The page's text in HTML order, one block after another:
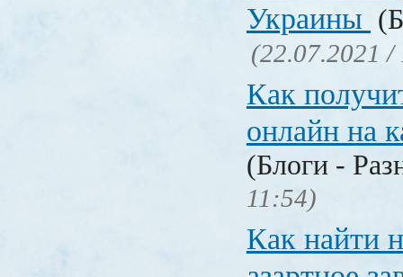
Украины
(22.07.2021 /
Как
онлайн на
(Блоги -
11:54)
Как найти